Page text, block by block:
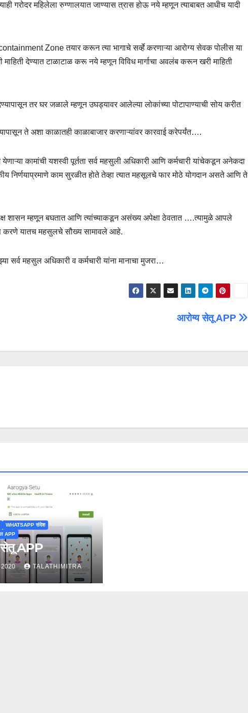
गरोदर महिलेला रुग्णालयात जाण्यास त्रास होऊ नये म्हणून त्याबाबत आधीच यादी
Zone तयार करून त्या भागाचे सर्व्हे करणाऱ्या आरोग्य सेवक पोलीस या
माहिती देण्यात टाळाटाळ करू नये म्हणून विविध मार्गाचा अवलंब करून खरी माहिती
तर घर जळाले म्हणून उघड्यावर आलेल्या लोकांच्या पोटापाण्याची सोय करीत
ते अशा काळातही काळाबाजार करणाऱ्यांवर कारवाई करेपर्यंत….
कामांची यशस्वी पूर्तता सर्व महसुली अधिकारी आणि कर्मचारी यांचेकडून अनेकदा
काम सुरळीत होते तेव्हा त्यात महसूलचे फार मोठे योगदान असते आणि ते
शासन म्हणून बघतात आणि त्यांच्याकडून असंख्य अपेक्षा ठेवतात ….त्यामुळे आपले
करणे यातच महसुलचे सौख्य सामावले आहे.
सर्व महसुल अधिकारी व कर्मचारी यांना मानाचा मुजरा…
आरोग्य सेतू APP
WHATSAPP संदेश
APP
सेतू APP
2020 TALATHIMITRA